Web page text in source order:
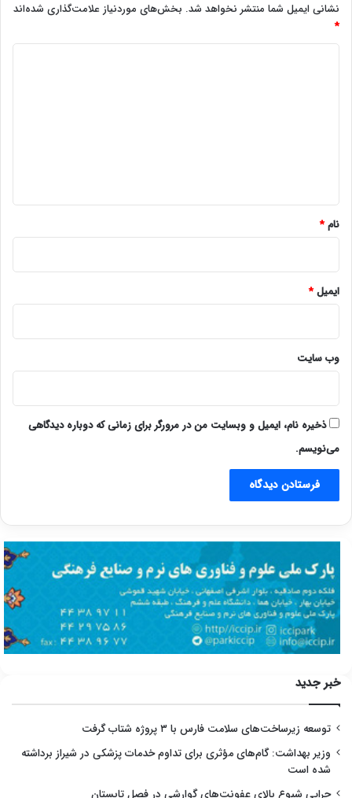
نشانی ایمیل شما منتشر نخواهد شد. بخش‌های موردنیاز علامت‌گذاری شده‌اند
*
نام*
ایمیل*
وب‌ سایت
ذخیره نام، ایمیل و وبسایت من در مرورگر برای زمانی که دوباره دیدگاهی
می‌نویسم.
خبر جدید
توسعه زیرساخت‌های سلامت فارس با ۳ پروژه شتاب گرفت
وزیر بهداشت: گام‌های مؤثری برای تداوم خدمات پزشکی در شیراز برداشته
شده است
چرایی شیوع بالای عفونت‌های گوارشی در فصل تابستان